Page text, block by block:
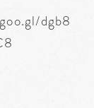
dgb8